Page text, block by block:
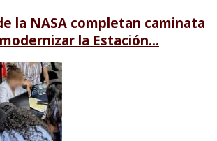
la NASA completan caminata
la Estación...